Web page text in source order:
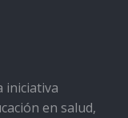
iniciativa
en salud,